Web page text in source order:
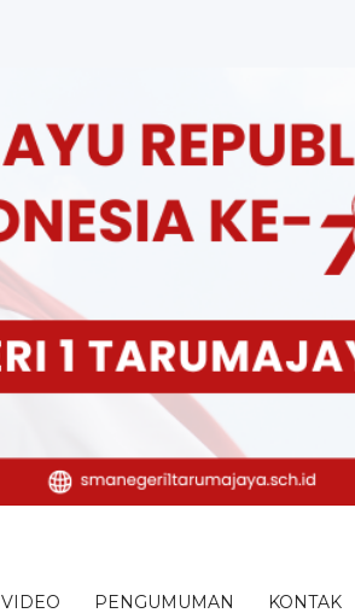
VIDEO PENGUMUMAN KONTAK